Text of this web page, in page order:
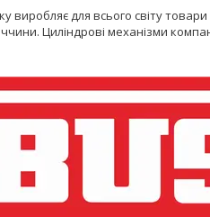
виробляє для всього світу товари
Циліндрові механізми